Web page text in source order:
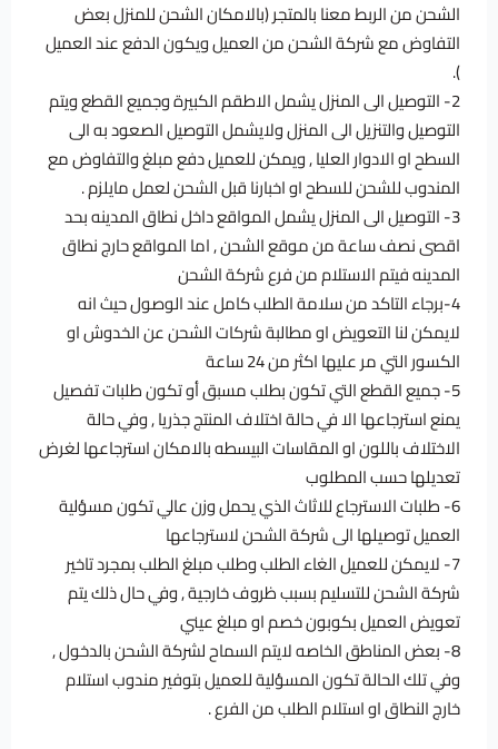
الشحن من الربط معنا بالمتجر (بالامكان الشحن للمنزل بعض
التفاوض مع شركة الشحن من العميل ويكون الدفع عند العميل
).
2- التوصيل الى المنزل يشمل الاطقم الكبيرة وجميع القطع ويتم
التوصيل والتنزيل الى المنزل ولايشمل التوصيل الصعود به الى
السطح او الادوار العليا , ويمكن للعميل دفع مبلغ والتفاوض مع
المندوب للشحن للسطح او اخبارنا قبل الشحن لعمل مايلزم .
3- التوصيل الى المنزل يشمل المواقع داخل نطاق المدينه بحد
اقصى نصف ساعة من موقع الشحن , اما المواقع حارج نطاق
المدينه فيتم الاستلام من فرع شركة الشحن
4-برجاء التاكد من سلامة الطلب كامل عند الوصول حيث انه
لايمكن لنا التعويض او مطالبة شركات الشحن عن الخدوش او
الكسور التي مر عليها اكثر من 24 ساعة
5- جميع القطع التي تكون بطلب مسبق أو تكون طلبات تفصيل
يمنع استرجاعها الا في حالة اختلاف المنتج جذريا , وفي حالة
الاختلاف باللون او المقاسات البيسطه بالامكان استرجاعها لغرض
تعديلها حسب المطلوب
6- طلبات الاسترجاع للاثاث الذي يحمل وزن عالي تكون مسؤلية
العميل توصيلها الى شركة الشحن لاسترجاعها
7- لايمكن للعميل الغاء الطلب وطلب مبلغ الطلب بمجرد تاخير
شركة الشحن للتسليم بسبب ظروف خارجية , وفي حال ذلك يتم
تعويض العميل بكوبون خصم او مبلغ عيني
8- بعض المناطق الخاصه لايتم السماح لشركة الشحن بالدخول ,
وفي تلك الحالة تكون المسؤلية للعميل بتوفير مندوب استلام
خارج النطاق او استلام الطلب من الفرع .